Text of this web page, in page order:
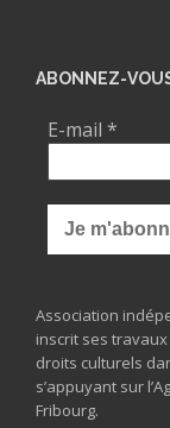
ABONNEZ-
E-mail *
Association
inscrit ses
droits culturels
s’appuyant sur
Fribourg.